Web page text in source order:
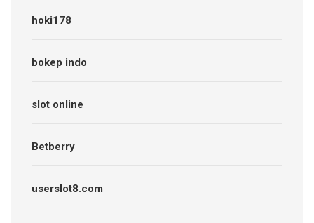
hoki178
bokep indo
slot online
Betberry
userslot8.com